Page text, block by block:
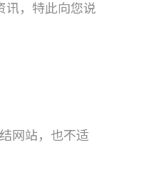
讯，特此向您说
网站，也不适